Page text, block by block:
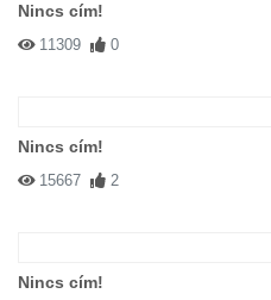
Nincs cím!
11309 0
Nincs cím!
15667 2
Nincs cím!